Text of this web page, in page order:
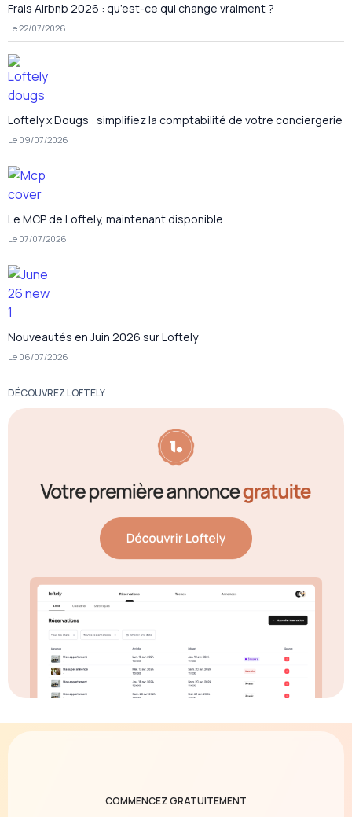
Frais Airbnb 2026 : qu’est-ce qui change vraiment ?
Le 22/07/2026
Loftely x Dougs : simplifiez la comptabilité de votre conciergerie
Le 09/07/2026
Le MCP de Loftely, maintenant disponible
Le 07/07/2026
Nouveautés en Juin 2026 sur Loftely
Le 06/07/2026
DÉCOUVREZ LOFTELY
COMMENCEZ GRATUITEMENT